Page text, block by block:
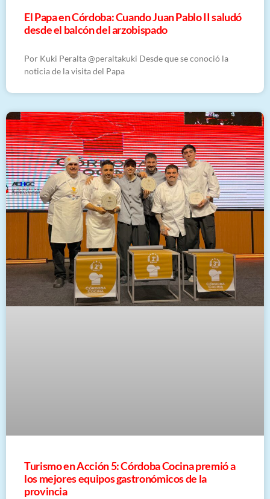
El Papa en Córdoba: Cuando Juan Pablo II saludó
desde el balcón del arzobispado
Por Kuki Peralta @peraltakuki Desde que se conoció la
noticia de la visita del Papa
Turismo en Acción 5: Córdoba Cocina premió a
los mejores equipos gastronómicos de la
provincia